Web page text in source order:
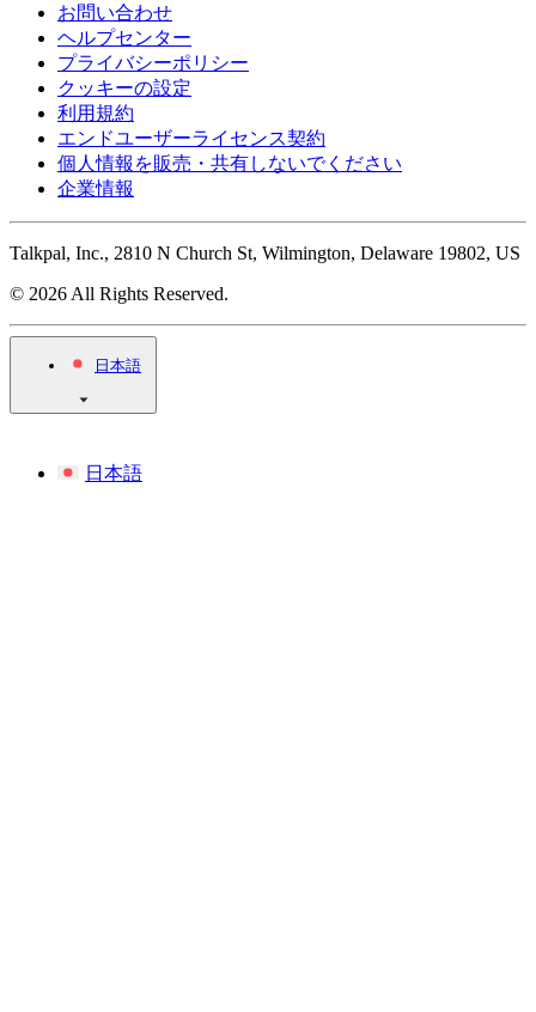
お問い合わせ
ヘルプセンター
プライバシーポリシー
クッキーの設定
利用規約
エンドユーザーライセンス契約
個人情報を販売・共有しないでください
企業情報
Talkpal, Inc., 2810 N Church St, Wilmington, Delaware 19802, US
© 2026 All Rights Reserved.
日本語
日本語